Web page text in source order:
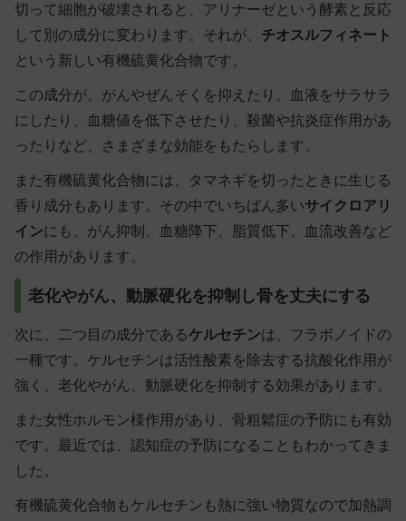
切って細胞が破壊されると、アリナーゼという酵素と反応
して別の成分に変わります。それが、 チオスルフィネート
という新しい有機硫黄化合物です。
この成分が、がんやぜんそくを抑えたり、血液をサラサラ
にしたり、血糖値を低下させたり、殺菌や抗炎症作用があ
ったりなど、さまざまな効能をもたらします。
また有機硫黄化合物には、タマネギを切ったときに生じる
香り成分もあります。その中でいちばん多いサイクロアリ
インにも、がん抑制、血糖降下、脂質低下、血流改善など
の作用があります。
老化やがん、動脈硬化を抑制し骨を丈夫にする
次に、二つ目の成分であるケルセチンは、フラボノイドの
一種です。ケルセチンは活性酸素を除去する抗酸化作用が
強く、老化やがん、動脈硬化を抑制する効果があります。
また女性ホルモン様作用があり、骨粗鬆症の予防にも有効
です。最近では、認知症の予防になることもわかってきま
した。
有機硫黄化合物もケルセチンも熱に強い物質なので加熱調